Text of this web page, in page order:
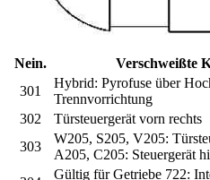
Nein. Verschweißte
301
Hybrid: Pyrofuse über
Trennvorrichtung
302
Türsteuergerät vorn rechts
303
W205, S205, V205:
A205, C205: Steuergerät
Gültig für Getriebe 722: